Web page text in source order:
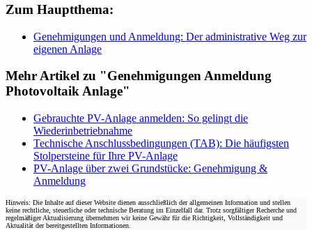
Zum Hauptthema:
Genehmigungen und Anmeldung: Der administrative Weg zur
eigenen Anlage
Mehr Artikel zu "Genehmigungen Anmeldung
Photovoltaik Anlage"
Gebrauchte PV-Anlage anmelden: So gelingt die
Wiederinbetriebnahme
Technische Anschlussbedingungen (TAB): Die häufigsten
Stolpersteine für Ihre PV-Anlage
PV-Anlage über zwei Grundstücke: Genehmigung &
Anmeldung
Hinweis: Die Inhalte auf dieser Website dienen ausschließlich der allgemeinen Information und stellen
keine rechtliche, steuerliche oder technische Beratung im Einzelfall dar. Trotz sorgfältiger Recherche und
regelmäßiger Aktualisierung übernehmen wir keine Gewähr für die Richtigkeit, Vollständigkeit und
Aktualität der bereitgestellten Informationen.